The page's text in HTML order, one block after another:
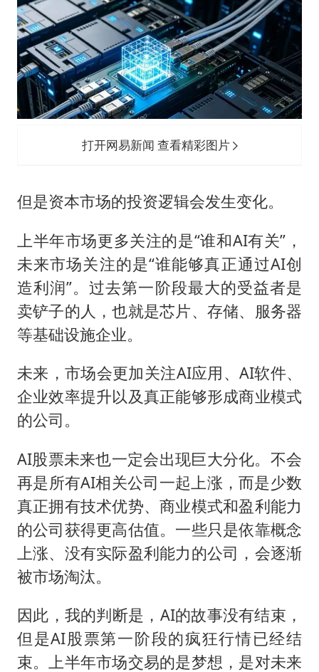
打开网易新闻 查看精彩图片
但是资本市场的投资逻辑会发生变化。
上半年市场更多关注的是“谁和AI有关”，
未来市场关注的是“谁能够真正通过AI创
造利润”。过去第一阶段最大的受益者是
卖铲子的人，也就是芯片、存储、服务器
等基础设施企业。
未来，市场会更加关注AI应用、AI软件、
企业效率提升以及真正能够形成商业模式
的公司。
AI股票未来也一定会出现巨大分化。不会
再是所有AI相关公司一起上涨，而是少数
真正拥有技术优势、商业模式和盈利能力
的公司获得更高估值。一些只是依靠概念
上涨、没有实际盈利能力的公司，会逐渐
被市场淘汰。
因此，我的判断是，AI的故事没有结束，
但是AI股票第一阶段的疯狂行情已经结
束。上半年市场交易的是梦想，是对未来